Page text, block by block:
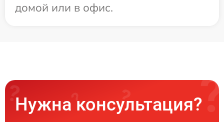
домой или в офис.
Нужна консультация?